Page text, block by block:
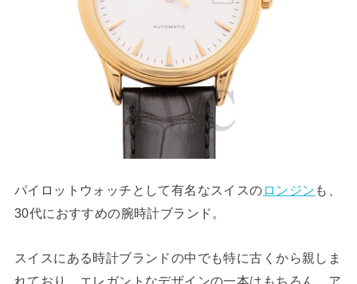
パイロットウォッチとして有名なスイスの ロンジン も、
30代におすすめの腕時計ブランド。
スイスにある時計ブランドの中でも特に古くから親しま
れており、エレガントなデザインの一本はもちろん、ア